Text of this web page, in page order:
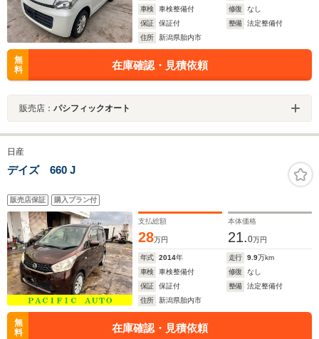
車検
車検整備付 修復
なし
保証
保証付 整備
法定整備付
住所
新潟県胎内市
無
料
在庫確認・見積依頼
販売店： パシフィックオート
日産
デイズ 660 J
販売店保証 購入プラン付
支払総額
28万円
本体価格
21.0万円
年式 2014年 走行 9.9万km
車検
車検整備付 修復
なし
保証
保証付 整備
法定整備付
住所
新潟県胎内市
無
料
在庫確認・見積依頼